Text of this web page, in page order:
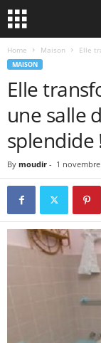
Home Maison Elle
MAISON
Elle
une salle
splendide
By moudir - 1